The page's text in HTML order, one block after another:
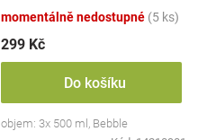
momentálně nedostupné (5 ks)
299 Kč
Do košíku
objem: 3x 500 ml, Bebble